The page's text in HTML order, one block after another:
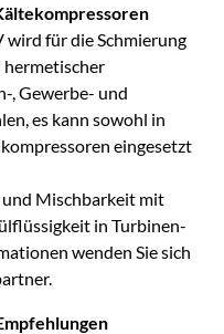
wird für die Schmierung
hermetischer
, Gewerbe- und
es kann sowohl in
eingesetzt
Mischbarkeit mit
in Turbinen-
wenden Sie sich